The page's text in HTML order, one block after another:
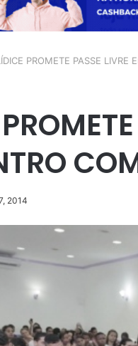
PROMETE PASSE LIVRE
2014